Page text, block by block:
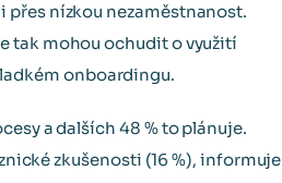
i přes nízkou nezaměstnanost.
tak mohou ochudit o využití
onboardingu.
a dalších 48 % to plánuje.
zkušenosti (16 %), informuje